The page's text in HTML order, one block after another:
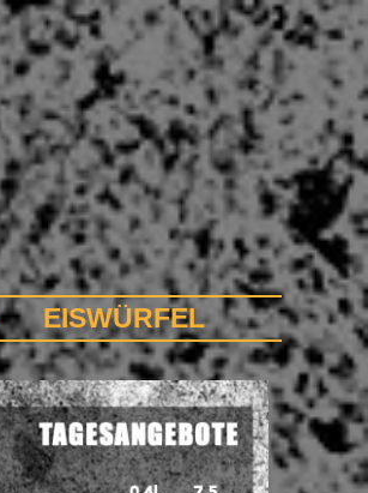
EISWÜRFEL